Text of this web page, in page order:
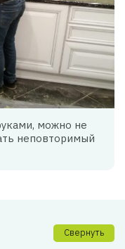
можно не
неповторимый
Свернуть